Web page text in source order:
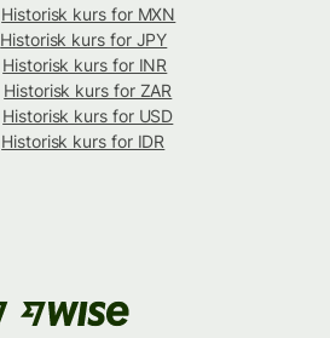
Historisk kurs for MXN
Historisk kurs for JPY
Historisk kurs for INR
Historisk kurs for ZAR
Historisk kurs for USD
Historisk kurs for IDR